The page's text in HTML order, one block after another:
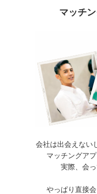
マッチ
会社は出会えない
マッチングア
実際、会
やっぱり直接